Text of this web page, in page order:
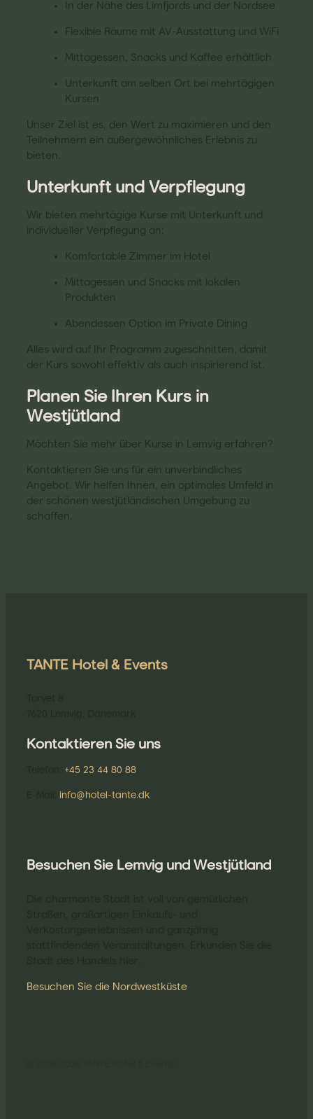
In der Nähe des Limfjords und der Nordsee
Flexible Räume mit AV-Ausstattung und WiFi
Mittagessen, Snacks und Kaffee erhältlich
Unterkunft am selben Ort bei mehrtägigen
Kursen
Unser Ziel ist es, den Wert zu maximieren und den
Teilnehmern ein außergewöhnliches Erlebnis zu
bieten.
Unterkunft und Verpflegung
Wir bieten mehrtägige Kurse mit Unterkunft und
individueller Verpflegung an:
Komfortable Zimmer im Hotel
Mittagessen und Snacks mit lokalen
Produkten
Abendessen Option im Private Dining
Alles wird auf Ihr Programm zugeschnitten, damit
der Kurs sowohl effektiv als auch inspirierend ist.
Planen Sie Ihren Kurs in
Westjütland
Möchten Sie mehr über Kurse in Lemvig erfahren?
Kontaktieren Sie uns für ein unverbindliches
Angebot. Wir helfen Ihnen, ein optimales Umfeld in
der schönen westjütländischen Umgebung zu
schaffen.
TANTE Hotel & Events
Kontaktieren Sie uns
+45 23 44 80 88
info@hotel-tante.dk
Besuchen Sie Lemvig und Westjütland
Besuchen Sie die Nordwestküste